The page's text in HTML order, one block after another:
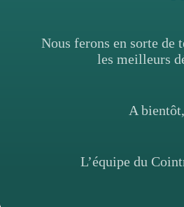
Nous ferons en sorte de
les meilleurs
A bientôt,
L’équipe du